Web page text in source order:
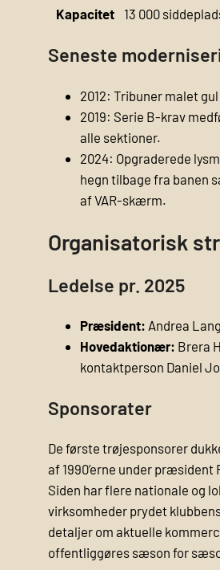
Kapacitet
13 000
Seneste
2012: Tribuner malet
2019: Serie B-krav
alle sektioner.
2024: Opgraderede
hegn tilbage fra banen
af VAR-skærm.
Organisatorisk
Ledelse pr. 2025
Præsident: Andrea
Hovedaktionær: Brera
kontaktperson Daniel
Sponsorater
De første trøje­sponsorer
af 1990’erne under præsident
Siden har flere nationale og
virksomheder prydet
detaljer om aktuelle
offentliggøres sæson for